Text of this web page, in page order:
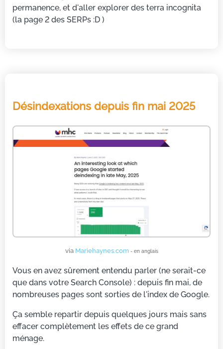
permanence, et d'aller explorer des terra incognita
(la page 2 des SERPs :D )
Désindexations depuis fin mai 2025
via Mariehaynes.com - en anglais
Vous en avez sûrement entendu parler (ne serait-ce
que dans votre Search Console) : depuis fin mai, de
nombreuses pages sont sorties de l'index de Google.
Ça semble repartir depuis quelques jours mais sans
effacer complètement les effets de ce grand
ménage.